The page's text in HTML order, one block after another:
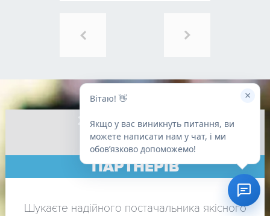
Вітаю! 👋
Якщо у вас виникнуть питання, ви
можете написати нам у чат, і ми
обовʼязково допоможемо!
×
ЗАПРОШУЄМО
ДО СПІВПРАЦІ
ПАРТНЕРІВ
Шукаєте надійного постачальника якісного